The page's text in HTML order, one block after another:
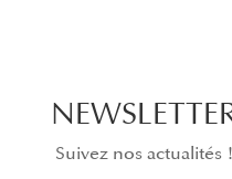
Suivez nos actualités !